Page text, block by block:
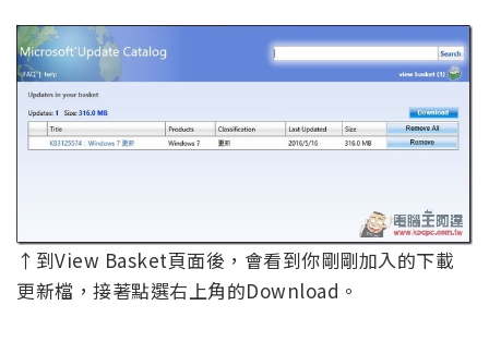
↑到View Basket頁面後，會看到你剛剛加入的下載
更新檔，接著點選右上角的Download。